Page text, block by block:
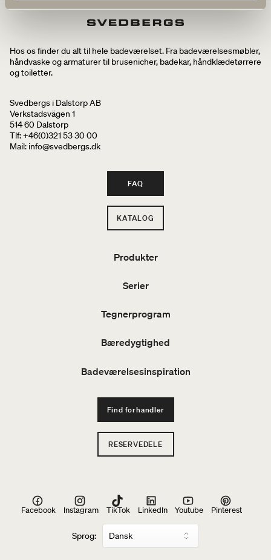
Hos os finder du alt til hele badeværelset. Fra badeværelsesmøbler,
håndvaske og armaturer til brusenicher, badekar, håndklædetørrere
og toiletter.
Svedbergs i Dalstorp AB
Verkstadsvägen 1
514 60 Dalstorp
Tlf: +46(0)321 53 30 00
Mail: info@svedbergs.dk
FAQ
KATALOG
Produkter
Serier
Tegnerprogram
Bæredygtighed
Badeværelsesinspiration
Find forhandler
RESERVEDELE
Sprog:
Facebook Instagram TikTok LinkedIn Youtube Pinterest